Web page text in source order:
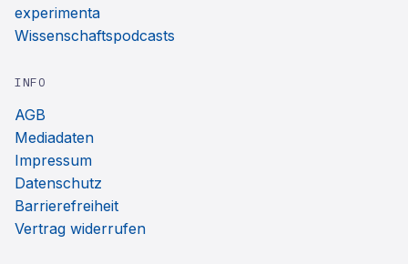
experimenta
Wissenschaftspodcasts
INFO
AGB
Mediadaten
Impressum
Datenschutz
Barrierefreiheit
Vertrag widerrufen